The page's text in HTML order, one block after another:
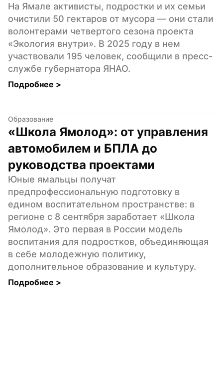
На Ямале активисты, подростки и их семьи
очистили 50 гектаров от мусора — они стали
волонтерами четвертого сезона проекта
«Экология внутри». В 2025 году в нем
участвовали 195 человек, сообщили в пресс-
службе губернатора ЯНАО.
Подробнее >
Образование
«Школа Ямолод»: от управления
автомобилем и БПЛА до
руководства проектами
Юные ямальцы получат
предпрофессиональную подготовку в
едином воспитательном пространстве: в
регионе с 8 сентября заработает «Школа
Ямолод». Это первая в России модель
воспитания для подростков, объединяющая
в себе молодежную политику,
дополнительное образование и культуру.
Подробнее >